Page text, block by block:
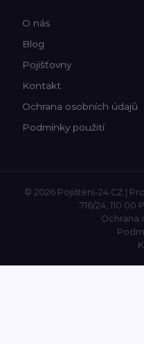
O nás
Blog
Pojišťovny
Kontakt
Ochrana osobních údajů
Podmínky použití
© 2026 Pojištění-24.CZ |
716/24, 110 00
Ochrana